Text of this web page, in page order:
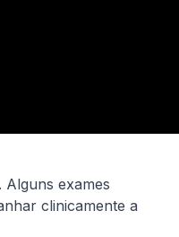
exames
clinicamente a